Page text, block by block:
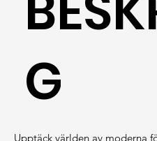
Upptäck världen av moderna
G